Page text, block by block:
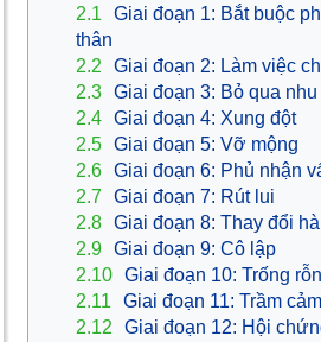
2.1
Giai đoạn 1: Bắt buộc
thân
2.2
Giai đoạn 2: Làm việc
2.3 Giai đoạn 3: Bỏ qua
2.4 Giai đoạn 4: Xung đột
2.5 Giai đoạn 5: Vỡ mộng
2.6 Giai đoạn 6: Phủ nhận
2.7
Giai đoạn 7: Rút lui
2.8 Giai đoạn 8: Thay đổi
2.9 Giai đoạn 9: Cô lập
2.10 Giai đoạn 10: Trống
2.11
Giai đoạn 11: Trầm cảm
2.12
Giai đoạn 12: Hội